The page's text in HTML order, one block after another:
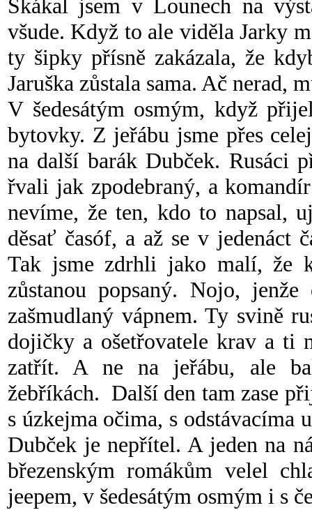
Skákal jsem v Lounech na
všude. Když to ale viděla Jarky
ty šipky přísně zakázala, že
Jaruška zůstala sama. Ač nerad,
V šedesátým osmým, když
bytovky. Z jeřábu jsme přes
na další barák Dubček. Rusáci
řvali jak zpodebraný, a
nevíme, že ten, kdo to napsal,
děsať časóf, a až se v jedenáct
Tak jsme zdrhli jako malí, že
zůstanou popsaný. Nojo,
zašmudlaný vápnem. Ty svině
dojičky a ošetřovatele krav a ti
zatřít. A ne na jeřábu, ale
žebříkách. Další den tam zase
s úzkejma očima, s odstávacíma
Dubček je nepřítel. A jeden na
březenským romákům velel
jeepem, v šedesátým osmým i s